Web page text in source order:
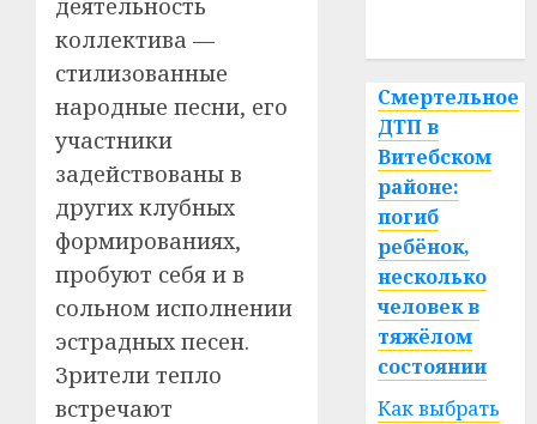
деятельность
коллектива —
стилизованные
народные песни, его
участники
задействованы в
других клубных
формированиях,
пробуют себя и в
сольном исполнении
эстрадных песен.
Зрители тепло
встречают
Смертельное
ДТП в
Витебском
районе:
погиб
ребёнок,
несколько
человек в
тяжёлом
состоянии
Как выбрать